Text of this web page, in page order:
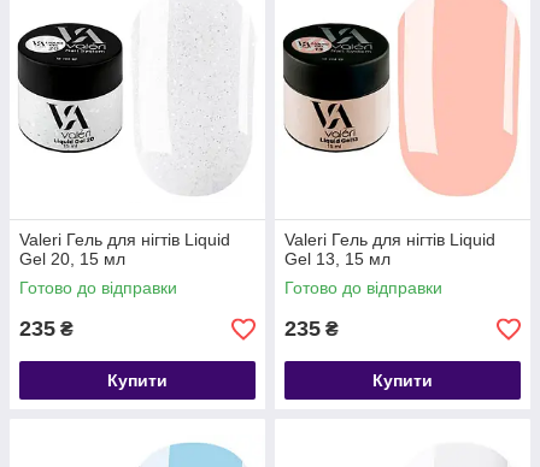
Valeri Гель для нігтів Liquid
Gel 20, 15 мл
Готово до відправки
235 ₴
Купити
Valeri Гель для нігтів Liquid
Gel 13, 15 мл
Готово до відправки
235 ₴
Купити